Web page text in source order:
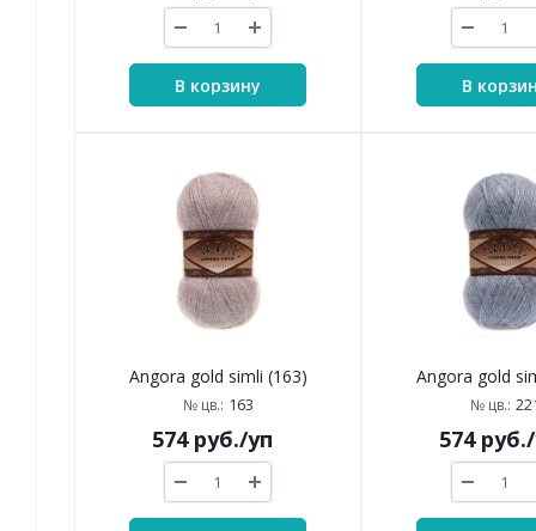
В корзину В
Angora gold simli (163)
№ цв.: 163
574руб./уп
Angora gold
№ цв.:
574руб.